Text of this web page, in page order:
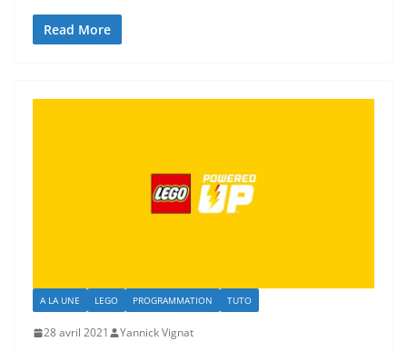
Read More
A LA UNE LEGO PROGRAMMATION TUTO
28 avril 2021 Yannick Vignat